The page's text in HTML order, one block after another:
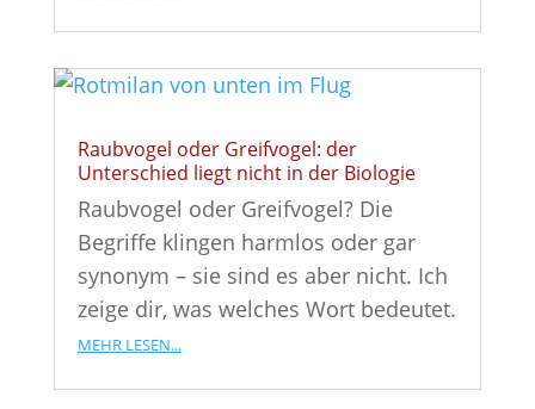
Raubvogel oder Greifvogel: der
Unterschied liegt nicht in der Biologie
Raubvogel oder Greifvogel? Die
Begriffe klingen harmlos oder gar
synonym – sie sind es aber nicht. Ich
zeige dir, was welches Wort bedeutet.
mehr lesen...